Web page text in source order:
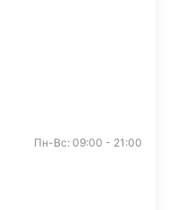
Пн-Вс: 09:00 - 21:00